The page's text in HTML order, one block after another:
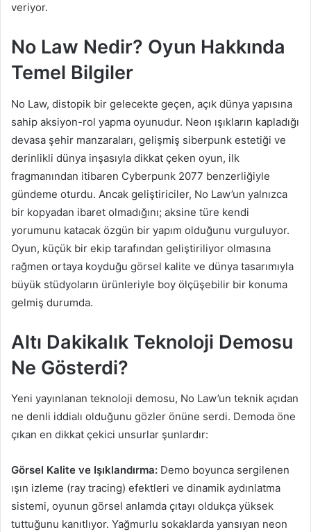
veriyor.
No Law Nedir? Oyun Hakkında
Temel Bilgiler
No Law, distopik bir gelecekte geçen, açık dünya yapısına
sahip aksiyon-rol yapma oyunudur. Neon ışıkların kapladığı
devasa şehir manzaraları, gelişmiş siberpunk estetiği ve
derinlikli dünya inşasıyla dikkat çeken oyun, ilk
fragmanından itibaren Cyberpunk 2077 benzerliğiyle
gündeme oturdu. Ancak geliştiriciler, No Law’un yalnızca
bir kopyadan ibaret olmadığını; aksine türe kendi
yorumunu katacak özgün bir yapım olduğunu vurguluyor.
Oyun, küçük bir ekip tarafından geliştiriliyor olmasına
rağmen ortaya koyduğu görsel kalite ve dünya tasarımıyla
büyük stüdyoların ürünleriyle boy ölçüşebilir bir konuma
gelmiş durumda.
Altı Dakikalık Teknoloji Demosu
Ne Gösterdi?
Yeni yayınlanan teknoloji demosu, No Law’un teknik açıdan
ne denli iddialı olduğunu gözler önüne serdi. Demoda öne
çıkan en dikkat çekici unsurlar şunlardır:
Görsel Kalite ve Işıklandırma: Demo boyunca sergilenen
ışın izleme (ray tracing) efektleri ve dinamik aydınlatma
sistemi, oyunun görsel anlamda çıtayı oldukça yüksek
tuttuğunu kanıtlıyor. Yağmurlu sokaklarda yansıyan neon